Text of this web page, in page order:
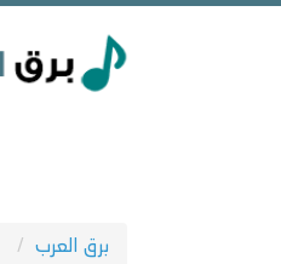
برق العرب